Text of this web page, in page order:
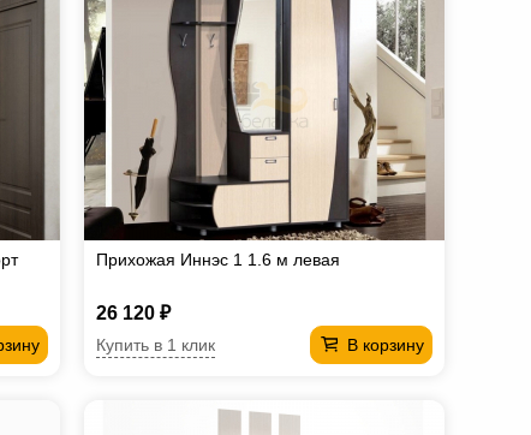
Прихожая Иннэс 1 1.6 м левая
26 120 ₽
В корзину
Купить в 1 клик